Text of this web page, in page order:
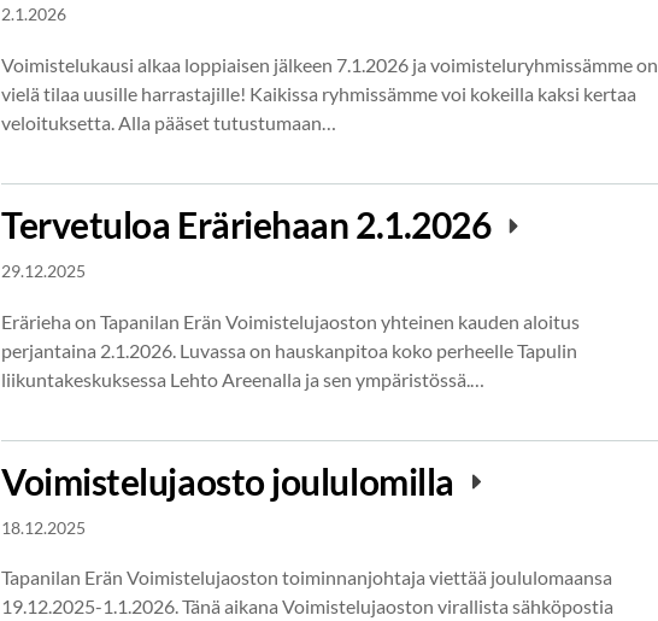
2.1.2026
Voimistelukausi alkaa loppiaisen jälkeen 7.1.2026 ja voimisteluryhmissämme on
vielä tilaa uusille harrastajille! Kaikissa ryhmissämme voi kokeilla kaksi kertaa
veloituksetta. Alla pääset tutustumaan…
Tervetuloa Eräriehaan 2.1.2026
29.12.2025
Erärieha on Tapanilan Erän Voimistelujaoston yhteinen kauden aloitus
perjantaina 2.1.2026. Luvassa on hauskanpitoa koko perheelle Tapulin
liikuntakeskuksessa Lehto Areenalla ja sen ympäristössä.…
Voimistelujaosto joululomilla
18.12.2025
Tapanilan Erän Voimistelujaoston toiminnanjohtaja viettää joululomaansa
19.12.2025-1.1.2026. Tänä aikana Voimistelujaoston virallista sähköpostia